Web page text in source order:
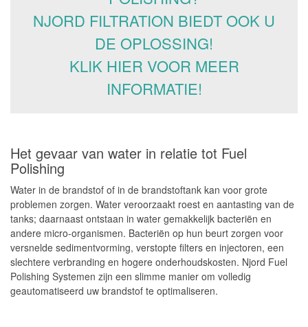
NJORD FILTRATION BIEDT OOK U
DE OPLOSSING!
KLIK HIER VOOR MEER
INFORMATIE!
Het gevaar van water in relatie tot Fuel
Polishing
Water in de brandstof of in de brandstoftank kan voor grote
problemen zorgen. Water veroorzaakt roest en aantasting van de
tanks; daarnaast ontstaan in water gemakkelijk bacteriën en
andere micro-organismen. Bacteriën op hun beurt zorgen voor
versnelde sedimentvorming, verstopte filters en injectoren, een
slechtere verbranding en hogere onderhoudskosten. Njord Fuel
Polishing Systemen zijn een slimme manier om volledig
geautomatiseerd uw brandstof te optimaliseren.